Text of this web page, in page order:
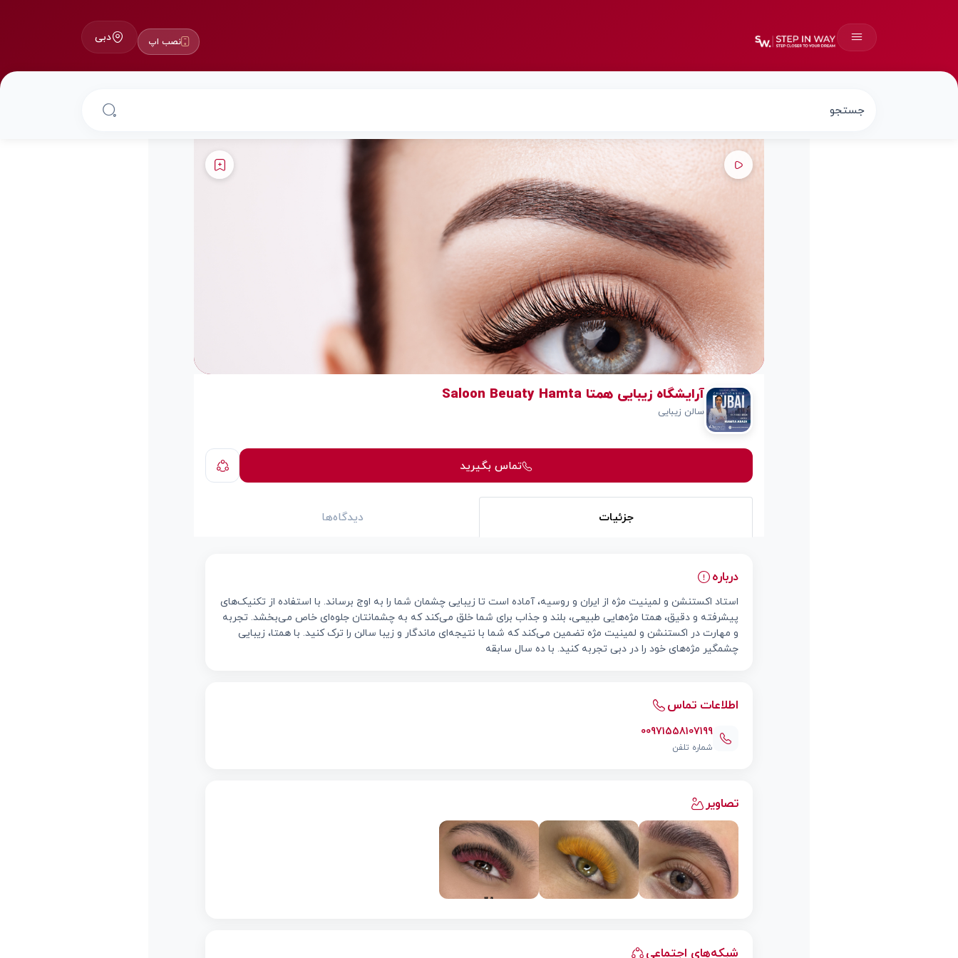
نصب اپ دبی
آرایشگاه زیبایی همتا Saloon Beuaty Hamta
سالن زیبایی
تماس بگیرید
جزئیات دیدگاه‌ها
درباره
استاد اکستنشن و لمینیت مژه از ایران و روسیه، آماده است تا زیبایی چشمان شما را به اوج برساند. با استفاده از تکنیک‌های
پیشرفته و دقیق، همتا مژه‌هایی طبیعی، بلند و جذاب برای شما خلق می‌کند که به چشمانتان جلوه‌ای خاص می‌بخشد. تجربه
و مهارت در اکستنشن و لمینیت مژه تضمین می‌کند که شما با نتیجه‌ای ماندگار و زیبا سالن را ترک کنید. با همتا، زیبایی
چشمگیر مژه‌های خود را در دبی تجربه کنید. با ده سال سابقه
اطلاعات تماس
00971558107199
شماره تلفن
تصاویر
شبکه‌های اجتماعی